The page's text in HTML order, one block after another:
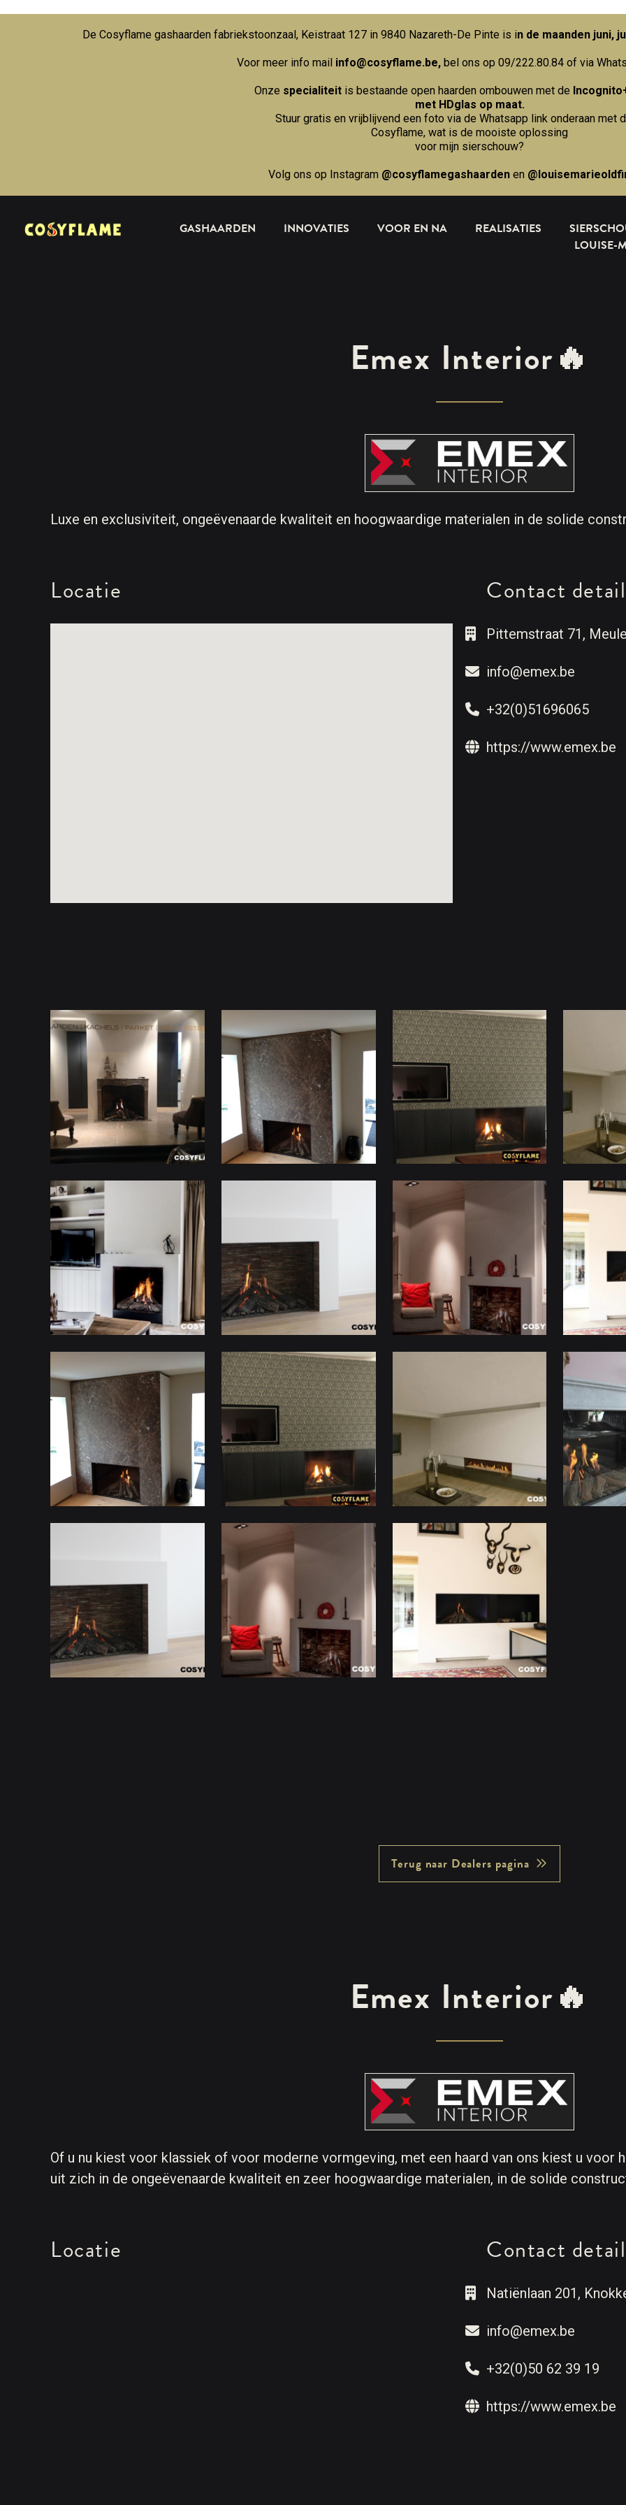
De Cosyflame gashaarden fabriekstoonzaal, Keistraat 127 in 9840 Nazareth-De Pinte is in de maanden juni,
Voor meer info mail info@cosyflame.be, bel ons op 09/222.80.84 of via
Onze specialiteit is bestaande open haarden ombouwen met de
met HDglas op maat.
Stuur gratis en vrijblijvend een foto via de Whatsapp link onderaan met
Cosyflame, wat is de mooiste oplossing
voor mijn sierschouw?
Volg ons op Instagram @cosyflamegashaarden en
GASHAARDEN INNOVATIES VOOR EN NA REALISATIES
LOUISE-
Emex Interior🔥
Luxe en exclusiviteit, ongeëvenaarde kwaliteit en hoogwaardige materialen in de solide
Locatie Contact
Pittemstraat 71,
info@emex.be
+32(0)51696065
https://www.emex.be
Terug naar Dealers pagina
Emex Interior🔥
Of u nu kiest voor klassiek of voor moderne vormgeving, met een haard van ons kiest u voor
uit zich in de ongeëvenaarde kwaliteit en zeer hoogwaardige materialen, in de solide
Locatie Contact
Natiënlaan 201,
info@emex.be
+32(0)50 62 39 19
https://www.emex.be